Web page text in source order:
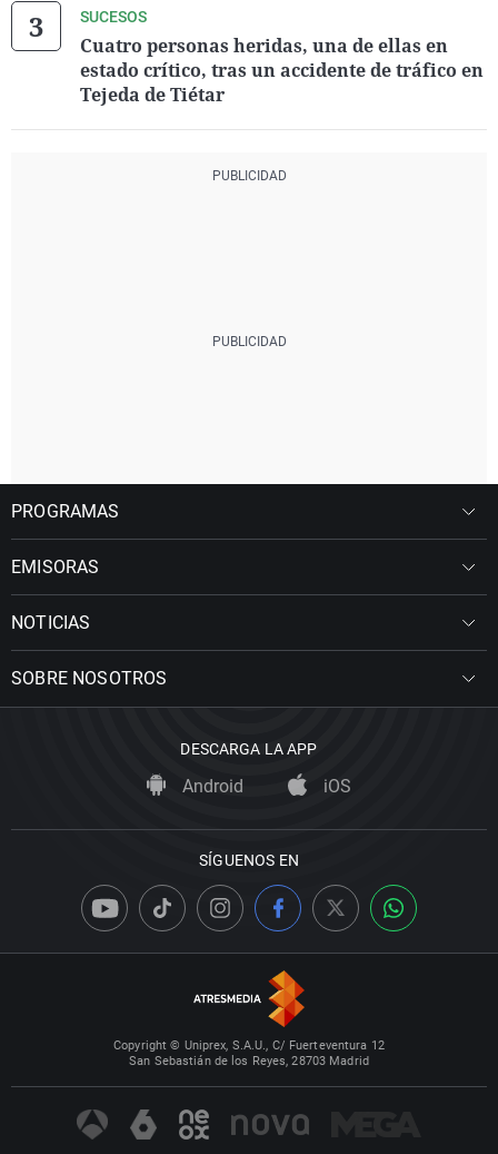
SUCESOS
Cuatro personas heridas, una de ellas en
estado crítico, tras un accidente de tráfico en
Tejeda de Tiétar
PROGRAMAS
EMISORAS
NOTICIAS
SOBRE NOSOTROS
DESCARGA LA APP
Android iOS
SÍGUENOS EN
Copyright © Uniprex, S.A.U., C/ Fuerteventura 12
San Sebastián de los Reyes, 28703 Madrid